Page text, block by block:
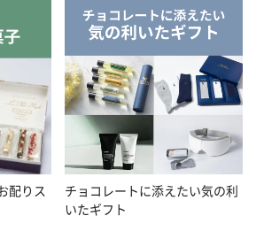
配りス
チョコレートに添えたい気の利
いたギフト